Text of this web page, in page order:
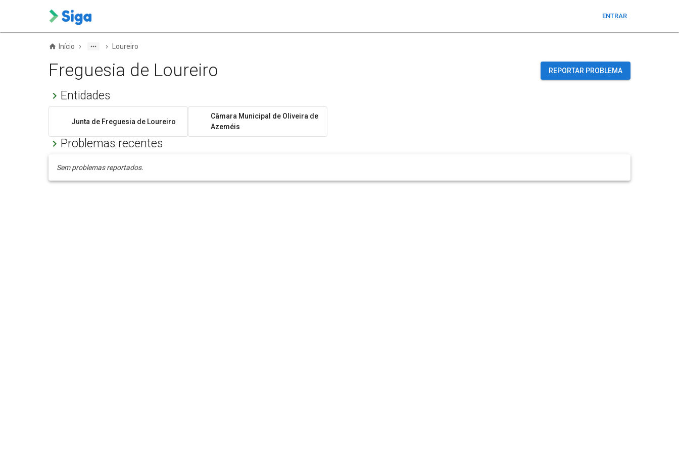
ENTRAR
Início › › Loureiro
Freguesia de Loureiro REPORTAR PROBLEMA
Entidades
Junta de Freguesia de Loureiro
Câmara Municipal de Oliveira de
Azeméis
Problemas recentes
Sem problemas reportados.